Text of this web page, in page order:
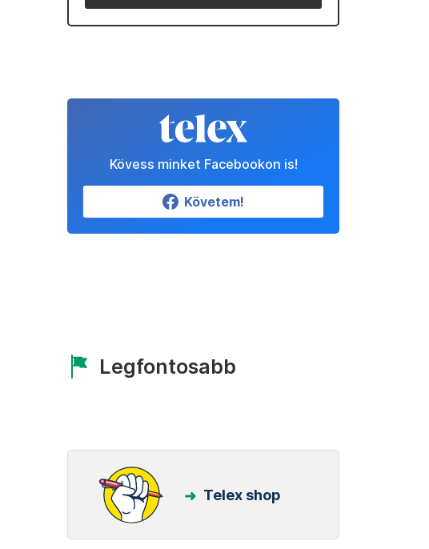
Kövess minket Facebookon is!
Követem!
Legfontosabb
Telex shop